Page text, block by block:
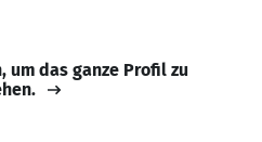
um das ganze Profil zu